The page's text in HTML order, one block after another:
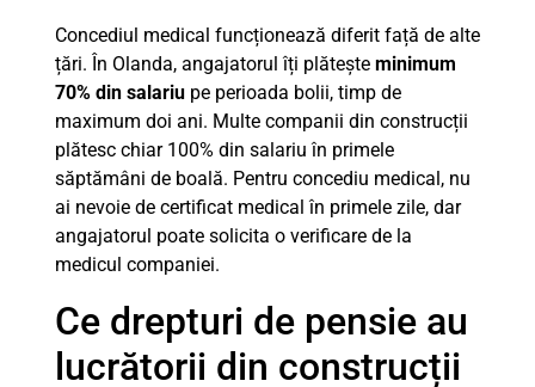
Concediul medical funcționează diferit față de alte
țări. În Olanda, angajatorul îți plătește minimum
70% din salariu pe perioada bolii, timp de
maximum doi ani. Multe companii din construcții
plătesc chiar 100% din salariu în primele
săptămâni de boală. Pentru concediu medical, nu
ai nevoie de certificat medical în primele zile, dar
angajatorul poate solicita o verificare de la
medicul companiei.
Ce drepturi de pensie au
lucrătorii din construcții